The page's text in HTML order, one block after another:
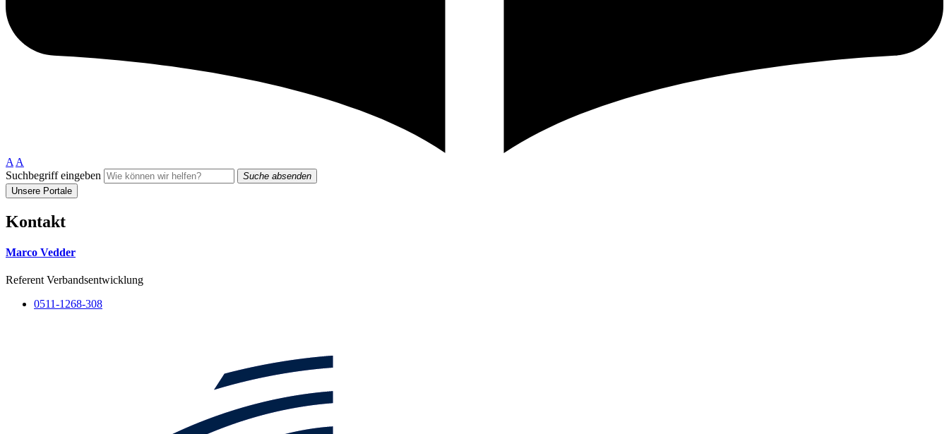
A A
Suchbegriff eingeben
Suche absenden
Unsere Portale
Kontakt
Marco Vedder
Referent Verbandsentwicklung
0511-1268-308